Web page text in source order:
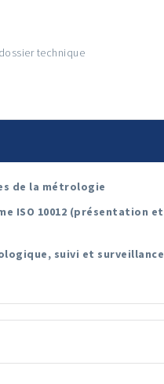
technique
de la métrologie
ISO 10012 (présentation et
suivi et